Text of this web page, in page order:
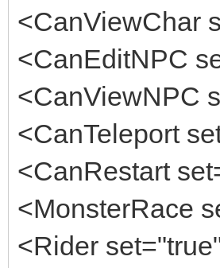
<CanViewChar
<CanEditNPC
<CanViewNPC
<CanTeleport
<CanRestart
<MonsterRace
<Rider